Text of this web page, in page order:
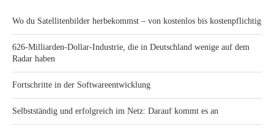
Wo du Satellitenbilder herbekommst – von kostenlos bis kostenpflichtig
626-Milliarden-Dollar-Industrie, die in Deutschland wenige auf dem
Radar haben
Fortschritte in der Softwareentwicklung
Selbstständig und erfolgreich im Netz: Darauf kommt es an